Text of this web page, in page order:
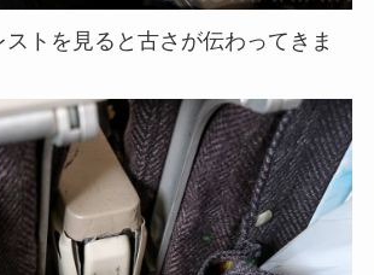
トを見ると古さが伝わってきま